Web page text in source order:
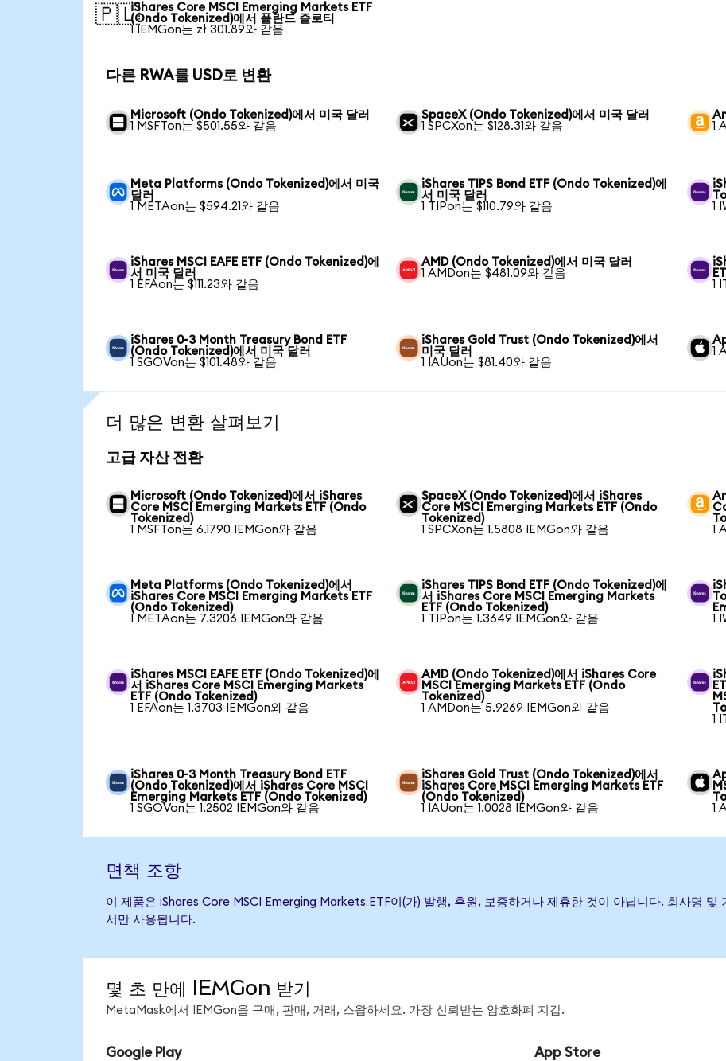
🇵🇱iShares Core MSCI Emerging Markets ETF
(Ondo Tokenized)에서 폴란드 즐로티
1 IEMGon는 zł 301.89와 같음
다른 RWA를 USD로 변환
Microsoft (Ondo Tokenized)에서 미국 달러
1 MSFTon는 $501.55와 같음
SpaceX (Ondo Tokenized)에서 미국 달러
1 SPCXon는 $128.31와 같음
1
Meta Platforms (Ondo Tokenized)에서 미국
달러
1 METAon는 $594.21와 같음
iShares TIPS Bond ETF (Ondo Tokenized)에
서 미국 달러
1 TIPon는 $110.79와 같음
1
iShares MSCI EAFE ETF (Ondo Tokenized)에
서 미국 달러
1 EFAon는 $111.23와 같음
AMD (Ondo Tokenized)에서 미국 달러
1 AMDon는 $481.09와 같음
1
iShares 0-3 Month Treasury Bond ETF
(Ondo Tokenized)에서 미국 달러
1 SGOVon는 $101.48와 같음
iShares Gold Trust (Ondo Tokenized)에서
미국 달러
1 IAUon는 $81.40와 같음
1
더 많은 변환 살펴보기
고급 자산 전환
Microsoft (Ondo Tokenized)에서 iShares
Core MSCI Emerging Markets ETF (Ondo
Tokenized)
1 MSFTon는 6.1790 IEMGon와 같음
SpaceX (Ondo Tokenized)에서 iShares
Core MSCI Emerging Markets ETF (Ondo
Tokenized)
1 SPCXon는 1.5808 IEMGon와 같음
1
Meta Platforms (Ondo Tokenized)에서
iShares Core MSCI Emerging Markets ETF
(Ondo Tokenized)
1 METAon는 7.3206 IEMGon와 같음
iShares TIPS Bond ETF (Ondo Tokenized)에
서 iShares Core MSCI Emerging Markets
ETF (Ondo Tokenized)
1 TIPon는 1.3649 IEMGon와 같음
1
iShares MSCI EAFE ETF (Ondo Tokenized)에
서 iShares Core MSCI Emerging Markets
ETF (Ondo Tokenized)
1 EFAon는 1.3703 IEMGon와 같음
AMD (Ondo Tokenized)에서 iShares Core
MSCI Emerging Markets ETF (Ondo
Tokenized)
1 AMDon는 5.9269 IEMGon와 같음
1
iShares 0-3 Month Treasury Bond ETF
(Ondo Tokenized)에서 iShares Core MSCI
Emerging Markets ETF (Ondo Tokenized)
1 SGOVon는 1.2502 IEMGon와 같음
iShares Gold Trust (Ondo Tokenized)에서
iShares Core MSCI Emerging Markets ETF
(Ondo Tokenized)
1 IAUon는 1.0028 IEMGon와 같음
1
면책 조항
이 제품은 iShares Core MSCI Emerging Markets ETF이(가) 발행, 후원, 보증하거나 제휴한 것이 아닙니다. 회사명 및
서만 사용됩니다.
몇 초 만에 IEMGon 받기
MetaMask에서 IEMGon을 구매, 판매, 거래, 스왑하세요. 가장 신뢰받는 암호화폐 지갑.
Google Play App Store